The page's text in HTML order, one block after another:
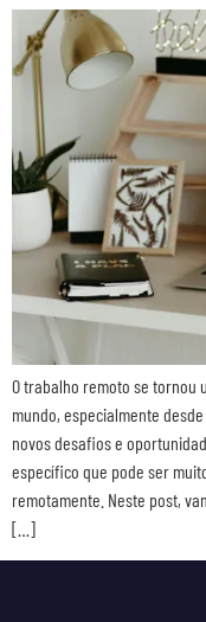
O trabalho remoto se tornou
mundo, especialmente
novos desafios e
específico que pode ser
remotamente. Neste post,
[…]